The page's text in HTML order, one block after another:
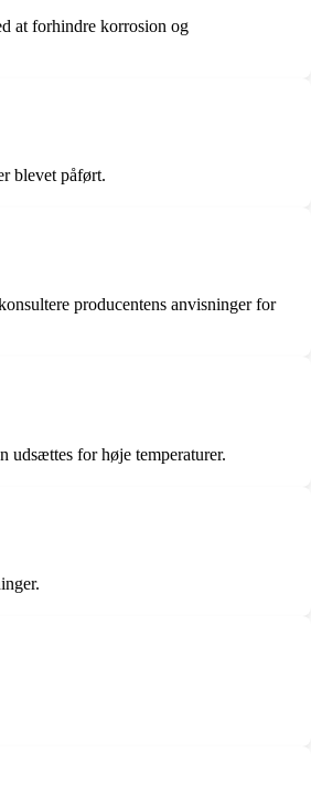
at forhindre korrosion og
blevet påført.
producentens anvisninger for
udsættes for høje temperaturer.